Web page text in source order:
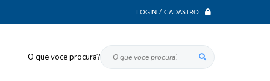
LOGIN / CADASTRO
O que voce procura?